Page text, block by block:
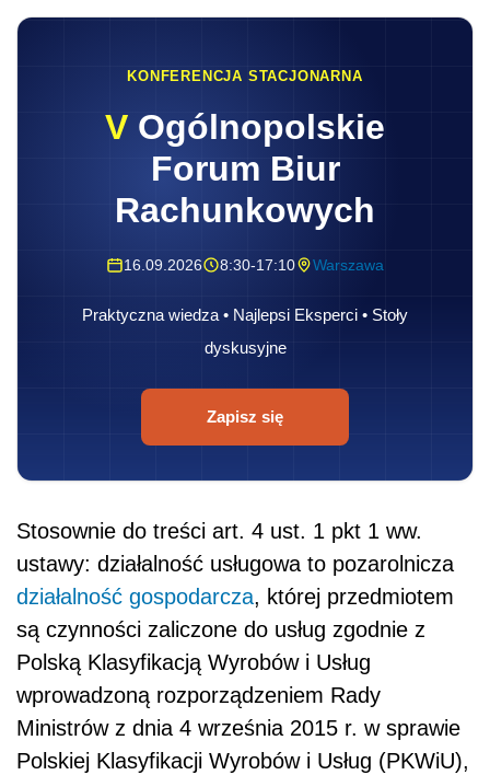
KONFERENCJA STACJONARNA
V Ogólnopolskie
Forum Biur
Rachunkowych
16.09.2026 8:30-17:10 Warszawa
Praktyczna wiedza • Najlepsi Eksperci • Stoły
dyskusyjne
Zapisz się
Stosownie do treści art. 4 ust. 1 pkt 1 ww.
ustawy: działalność usługowa to pozarolnicza
działalność gospodarcza, której przedmiotem
są czynności zaliczone do usług zgodnie z
Polską Klasyfikacją Wyrobów i Usług
wprowadzoną rozporządzeniem Rady
Ministrów z dnia 4 września 2015 r. w sprawie
Polskiej Klasyfikacji Wyrobów i Usług (PKWiU),